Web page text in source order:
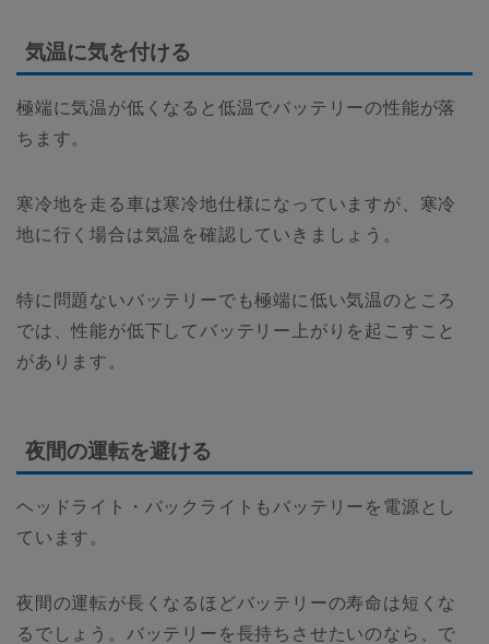
気温に気を付ける
極端に気温が低くなると低温でバッテリーの性能が落
ちます。
寒冷地を走る車は寒冷地仕様になっていますが、寒冷
地に行く場合は気温を確認していきましょう。
特に問題ないバッテリーでも極端に低い気温のところ
では、性能が低下してバッテリー上がりを起こすこと
があります。
夜間の運転を避ける
ヘッドライト・バックライトもバッテリーを電源とし
ています。
夜間の運転が長くなるほどバッテリーの寿命は短くな
るでしょう。バッテリーを長持ちさせたいのなら、で